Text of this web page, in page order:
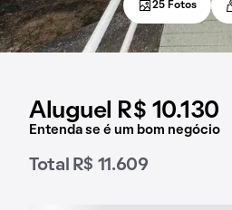
Aluguel R$ 10.130
Entenda se é um bom negócio
Total R$ 11.609
25 Fotos